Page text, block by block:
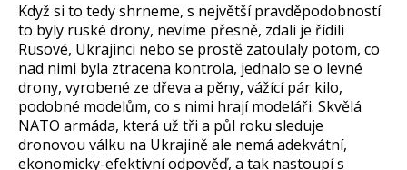
Když si to tedy shrneme, s největší pravděpodobností
to byly ruské drony, nevíme přesně, zdali je řídili
Rusové, Ukrajinci nebo se prostě zatoulaly potom, co
nad nimi byla ztracena kontrola, jednalo se o levné
drony, vyrobené ze dřeva a pěny, vážící pár kilo,
podobné modelům, co s nimi hrají modeláři. Skvělá
NATO armáda, která už tři a půl roku sleduje
dronovou válku na Ukrajině ale nemá adekvátní,
ekonomicky-efektivní odpověď, a tak nastoupí s